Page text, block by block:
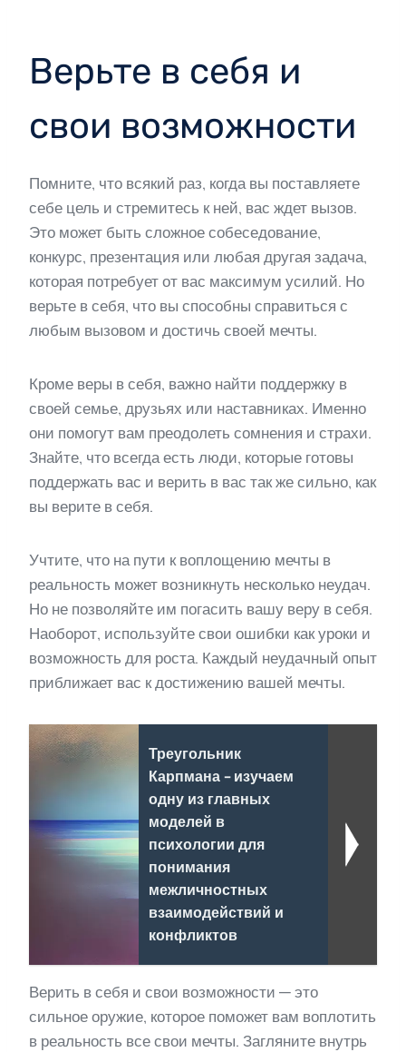
Верьте в себя и
свои возможности
Помните, что всякий раз, когда вы поставляете
себе цель и стремитесь к ней, вас ждет вызов.
Это может быть сложное собеседование,
конкурс, презентация или любая другая задача,
которая потребует от вас максимум усилий. Но
верьте в себя, что вы способны справиться с
любым вызовом и достичь своей мечты.
Кроме веры в себя, важно найти поддержку в
своей семье, друзьях или наставниках. Именно
они помогут вам преодолеть сомнения и страхи.
Знайте, что всегда есть люди, которые готовы
поддержать вас и верить в вас так же сильно, как
вы верите в себя.
Учтите, что на пути к воплощению мечты в
реальность может возникнуть несколько неудач.
Но не позволяйте им погасить вашу веру в себя.
Наоборот, используйте свои ошибки как уроки и
возможность для роста. Каждый неудачный опыт
приближает вас к достижению вашей мечты.
Треугольник
Карпмана - изучаем
одну из главных
моделей в
психологии для
понимания
межличностных
взаимодействий и
конфликтов
Верить в себя и свои возможности — это
сильное оружие, которое поможет вам воплотить
в реальность все свои мечты. Загляните внутрь